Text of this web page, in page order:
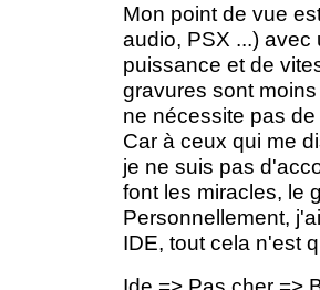
Mon point de vue
audio, PSX ...) avec
puissance et de
gravures sont
ne nécessite pas
Car à ceux qui me
je ne suis pas
font les miracles, le
Personnellement,
IDE, tout cela n'est